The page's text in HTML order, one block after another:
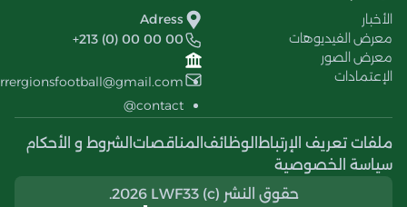
الأخبار
معرض الفيديوهات
معرض الصور
الإعتمادات
Adress
+213 (0) 00 00 00
contact@
ملفات تعريف الإرتباط الوظائف المناقصات الشروط و الأحكام
سياسة الخصوصية
حقوق النشر (c) 2026 LWF33.